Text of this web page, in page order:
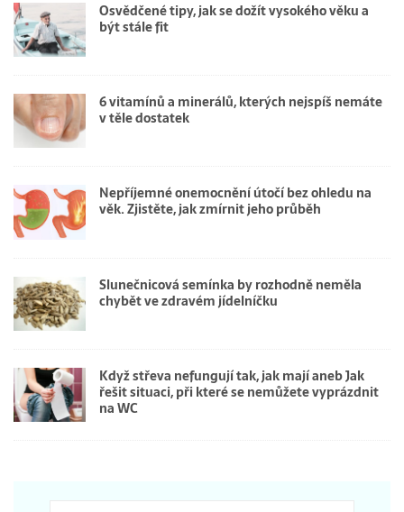
Osvědčené tipy, jak se dožít vysokého věku a
být stále fit
6 vitamínů a minerálů, kterých nejspíš nemáte
v těle dostatek
Nepříjemné onemocnění útočí bez ohledu na
věk. Zjistěte, jak zmírnit jeho průběh
Slunečnicová semínka by rozhodně neměla
chybět ve zdravém jídelníčku
Když střeva nefungují tak, jak mají aneb Jak
řešit situaci, při které se nemůžete vyprázdnit
na WC